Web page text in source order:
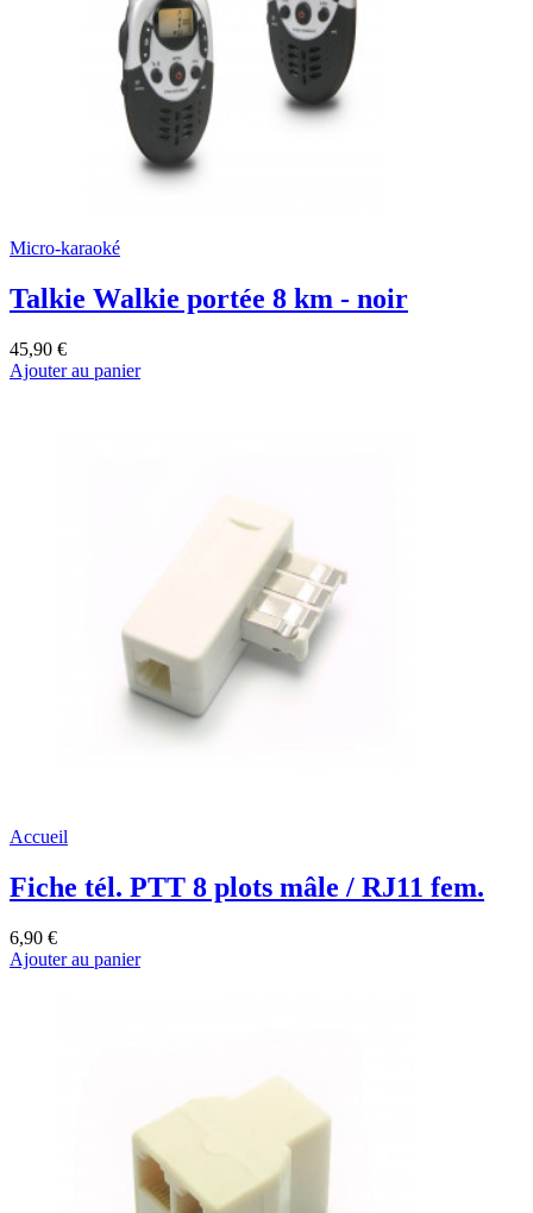
Micro-karaoké
Talkie Walkie portée 8 km - noir
45,90 €
Ajouter au panier
Accueil
Fiche tél. PTT 8 plots mâle / RJ11 fem.
6,90 €
Ajouter au panier